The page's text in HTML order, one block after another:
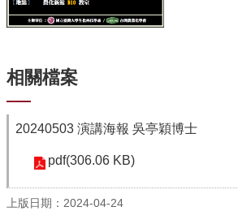
大
首
科
院
頁
導
覽
相關檔案
20240503 演講海報 吳亭穎博士
pdf(306.06 KB)
上版日期：2024-04-24